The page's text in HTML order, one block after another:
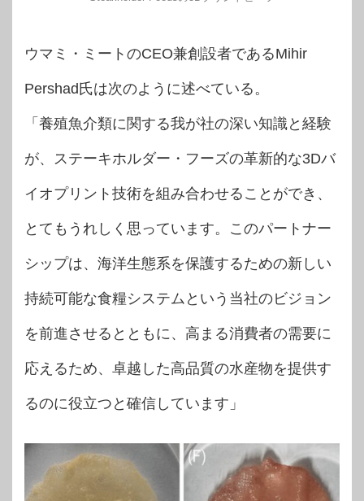
ウマミ・ミートのCEO兼創設者であるMihir
Pershad氏は次のように述べている。
「養殖魚介類に関する我が社の深い知識と経験
が、ステーキホルダー・フーズの革新的な3Dバ
イオプリント技術を組み合わせることができ、
とてもうれしく思っています。このパートナー
シップは、海洋生態系を保護するための新しい
持続可能な食糧システムという当社のビジョン
を前進させるとともに、高まる消費者の需要に
応えるため、卓越した高品質の水産物を提供す
るのに役立つと確信しています」